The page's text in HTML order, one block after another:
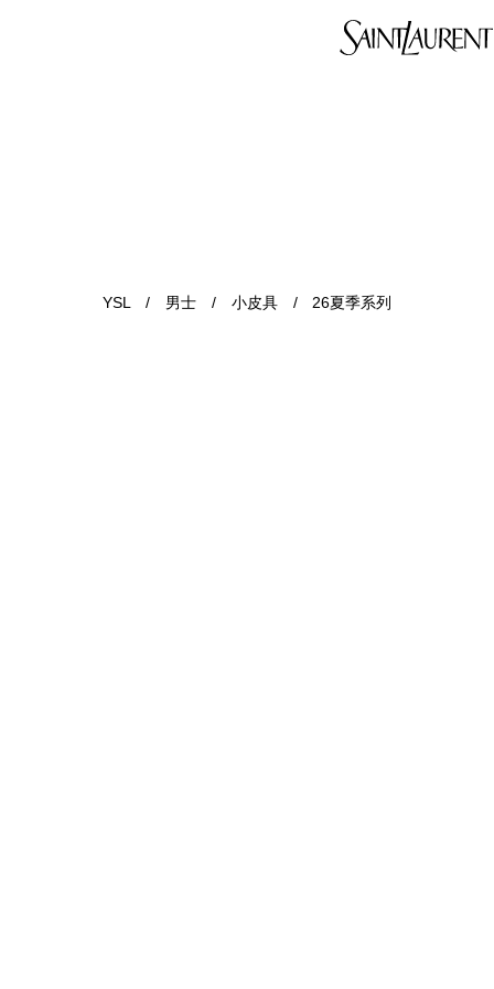
YSL / 男士 / 小皮具 / 26夏季系列